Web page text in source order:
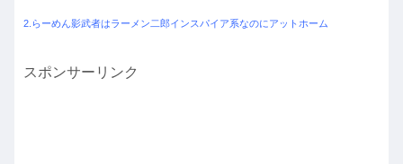
2.らーめん影武者はラーメン二郎インスパイア系なのにアットホーム
スポンサーリンク